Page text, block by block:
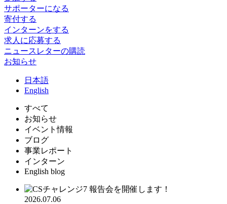
サポーターになる
寄付する
インターンをする
求人に応募する
ニュースレターの購読
お知らせ
日 本語
English
すべて
お知らせ
イベント情報
ブログ
事業レポート
インターン
English blog
2026.07.06